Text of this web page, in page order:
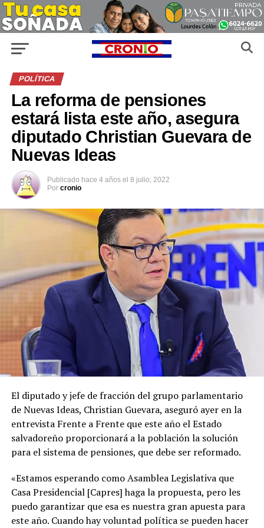
POLÍTICA
La reforma de pensiones
estará lista este año, asegura
diputado Christian Guevara de
Nuevas Ideas
Publicado hace 4 años el 8 julio, 2022
Por cronio
El diputado y jefe de fracción del grupo parlamentario
de Nuevas Ideas, Christian Guevara, aseguró ayer en la
entrevista Frente a Frente que este año el Estado
salvadoreño proporcionará a la población la solución
para el sistema de pensiones, que debe ser reformado.
«Estamos esperando como Asamblea Legislativa que
Casa Presidencial [Capres] haga la propuesta, pero les
puedo garantizar que esa es nuestra gran apuesta para
este año. Cuando hay voluntad política se pueden hacer